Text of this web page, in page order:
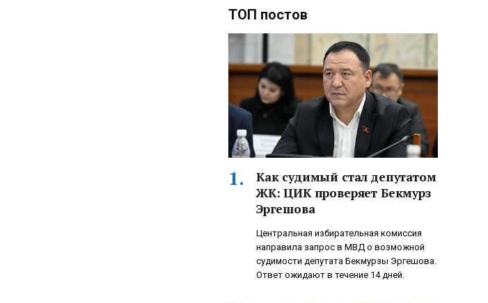
ТОП постов
Как судимый стал депутатом
ЖК: ЦИК проверяет Бекмурз
Эргешова
Центральная избирательная комиссия
направила запрос в МВД о возможной
судимости депутата Бекмурзы Эргешова.
Ответ ожидают в течение 14 дней.